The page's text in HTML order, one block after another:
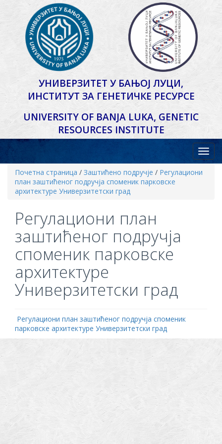
УНИВЕРЗИТЕТ У БАЊОЈ ЛУЦИ,
ИНСТИТУТ ЗА ГЕНЕТИЧКЕ РЕСУРСЕ
UNIVERSITY OF BANJA LUKA, GENETIC
RESOURCES INSTITUTE
Почетна страница / Заштићено подручје / Регулациони
план заштићеног подручја споменик парковске
архитектуре Универзитетски град
Регулациони план
заштићеног подручја
споменик парковске
архитектуре
Универзитетски град
Регулациони план заштићеног подручја споменик
парковске архитектуре Универзитетски град